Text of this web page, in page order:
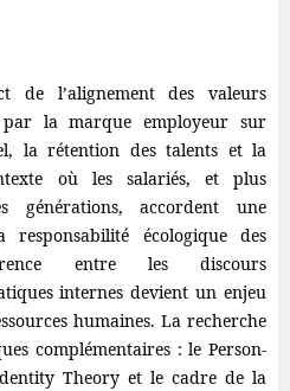
de l’alignement des valeurs
par la marque employeur sur
la rétention des talents et la
où les salariés, et plus
générations, accordent une
écologique des
entre les discours
internes devient un enjeu
humaines. La recherche
complémentaires : le Person-
Theory et le cadre de la